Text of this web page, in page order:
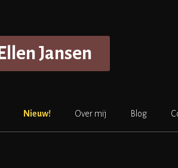
Ellen Jansen
Nieuw! Over mij Blog